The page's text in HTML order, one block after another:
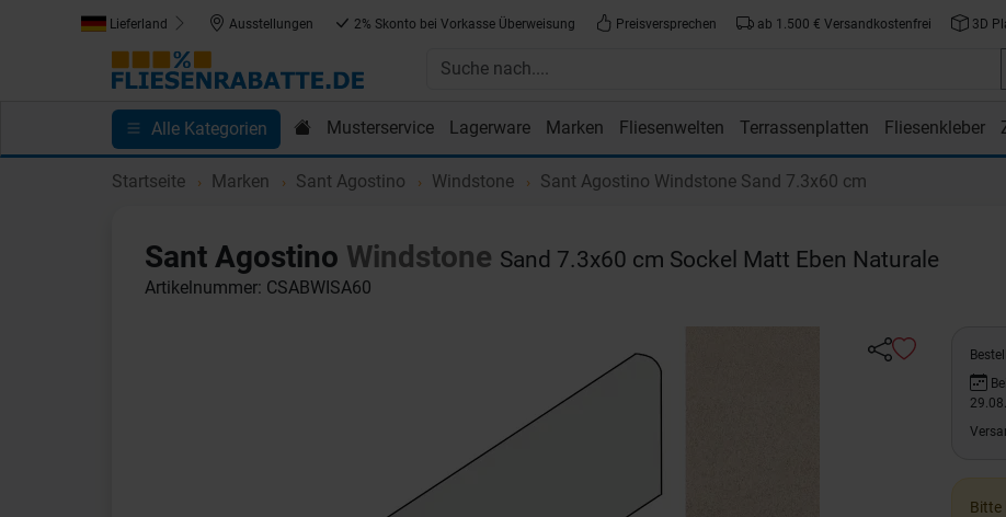
Lieferland Ausstellungen 2% Skonto bei Vorkasse Überweisung Preisversprechen ab 1.500 € Versandkostenfrei 3D
Alle Kategorien Musterservice Lagerware Marken Fliesenwelten Terrassenplatten Fliesenkleber
Kundenprojekte Blog Einkaufen bei Fliesenrabatte.de
Startseite Marken Sant Agostino Windstone Sant Agostino Windstone Sand 7.3x60 cm
Sant Agostino Windstone Sand 7.3x60 cm Sockel Matt Eben Naturale
Artikelnummer: CSABWISA60
Bitte